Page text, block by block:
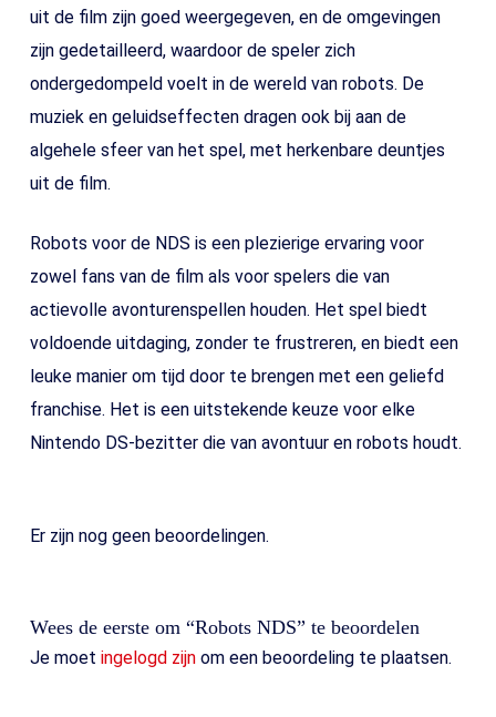
uit de film zijn goed weergegeven, en de omgevingen
zijn gedetailleerd, waardoor de speler zich
ondergedompeld voelt in de wereld van robots. De
muziek en geluidseffecten dragen ook bij aan de
algehele sfeer van het spel, met herkenbare deuntjes
uit de film.
Robots voor de NDS is een plezierige ervaring voor
zowel fans van de film als voor spelers die van
actievolle avonturenspellen houden. Het spel biedt
voldoende uitdaging, zonder te frustreren, en biedt een
leuke manier om tijd door te brengen met een geliefd
franchise. Het is een uitstekende keuze voor elke
Nintendo DS-bezitter die van avontuur en robots houdt.
Er zijn nog geen beoordelingen.
Wees de eerste om “Robots NDS” te beoordelen
Je moet ingelogd zijnom een beoordeling te plaatsen.